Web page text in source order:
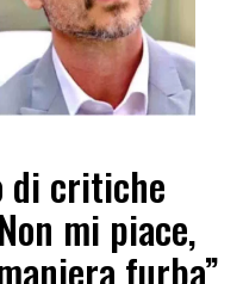
di critiche
mi piace,
furba”